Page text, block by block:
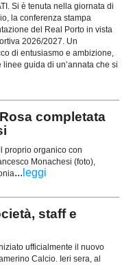
Si è tenuta nella giornata di
la conferenza stampa
del Real Porto in vista
2026/2027. Un
di entusiasmo e ambizione,
guida di un’annata che si
completata
proprio organico con
Monachesi (foto),
... leggi
staff e
ufficialmente il nuovo
Calcio. Ieri sera, al